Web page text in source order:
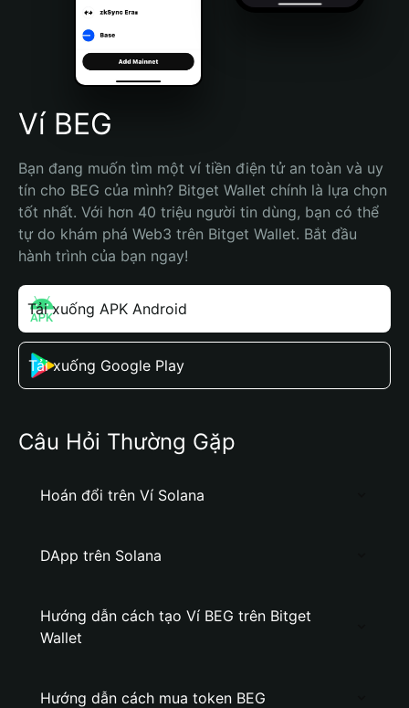
Português (Brasil)
Español (Argentina)
Ví BEG
Bạn đang muốn tìm một ví tiền điện tử an toàn và uy
tín cho BEG của mình? Bitget Wallet chính là lựa chọn
tốt nhất. Với hơn 40 triệu người tin dùng, bạn có thể
tự do khám phá Web3 trên Bitget Wallet. Bắt đầu
hành trình của bạn ngay!
Tải xuống APK Android
Tải xuống Google Play
Câu Hỏi Thường Gặp
Hoán đổi trên Ví Solana
DApp trên Solana
Hướng dẫn cách tạo Ví BEG trên Bitget
Wallet
Hướng dẫn cách mua token BEG